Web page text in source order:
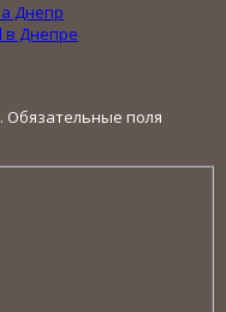
Днепр
в Днепре
Обязательные поля